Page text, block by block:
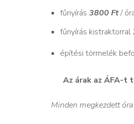
fűnyírás 3800 Ft/
fűnyírás kistraktorral
építési törmelék
Az árak az ÁFA-t
Minden megkezdett